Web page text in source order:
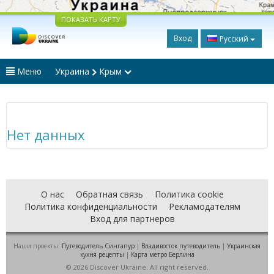
ПОКАЗАТЬ КАРТУ
Вход Русский
Меню Украина Крым
Нет данных
О нас Обратная связь
Политика cookie
Политика конфиденциальности
Рекламодателям
Вход для партнеров
Наши проекты: Путеводитель Сингапур | Владивосток путеводитель | Украинская
кухня рецепты | Карта метро Берлина
© 2026 Discover Ukraine. All right reserved.